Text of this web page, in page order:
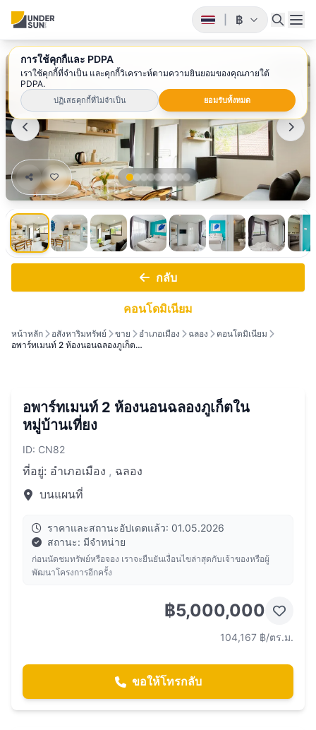
฿
กลับ
คอนโดมิเนียม
หน้าหลัก อสังหาริมทรัพย์ ขาย อำเภอเมือง ฉลอง
คอนโดมิเนียม
อพาร์ทเมนท์ 2 ห้องนอนฉลองภูเก็ต…
อพาร์ทเมนท์ 2 ห้องนอนฉลองภูเก็ตใน
หมู่บ้านเที่ยง
ID: CN82
ที่อยู่: อำเภอเมือง , ฉลอง
บนแผนที่
ราคาและสถานะอัปเดตแล้ว: 01.05.2026
สถานะ: มีจำหน่าย
ก่อนนัดชมทรัพย์หรือจอง เราจะยืนยันเงื่อนไขล่าสุดกับเจ้าของหรือผู้
พัฒนาโครงการอีกครั้ง
฿5,000,000
104,167 ฿/ตร.ม.
ขอให้โทรกลับ
การใช้คุกกี้และ PDPA
เราใช้คุกกี้ที่จำเป็น และคุกกี้วิเคราะห์ตามความยินยอมของคุณภายใต้
PDPA.
ปฏิเสธคุกกี้ที่ไม่จำเป็น ยอมรับทั้งหมด